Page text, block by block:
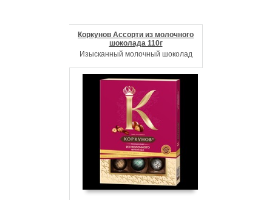
Коркунов Ассорти из молочного
шоколада 110г
Изысканный молочный шоколад